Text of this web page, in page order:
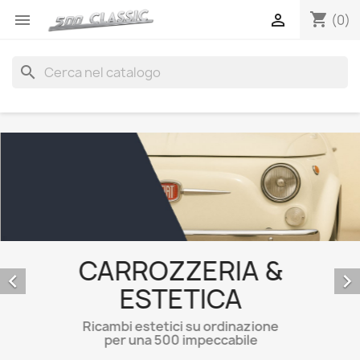
 shopping_cart (0)

search
CARROZZERIA &
ESTETICA
Ricambi estetici su ordinazione
per una 500 impeccabile
 